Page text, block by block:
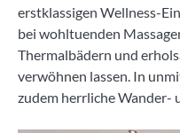
erstklassigen Wellness-
bei wohltuenden
Thermalbädern und
verwöhnen lassen. In
zudem herrliche Wander-